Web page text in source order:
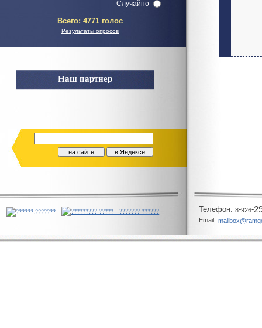
Случайно
Всего: 4771 голос
Результаты опросов
Наш партнер
Телeфон: 8-926-
Email: